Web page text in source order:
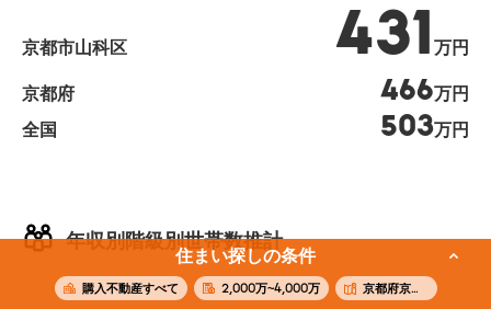
住まい探しの条件
購入不動産すべて 2,000万~4,000万 京都府京都市山科区
年収別階級別世帯数推計
京都市山科区 431 万円
京都府 466万円
全国
503万円